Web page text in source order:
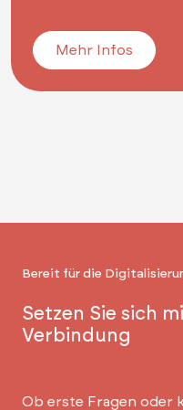
Mehr Infos
Bereit für die
Setzen Sie sich
Verbindung
Ob erste Fragen oder